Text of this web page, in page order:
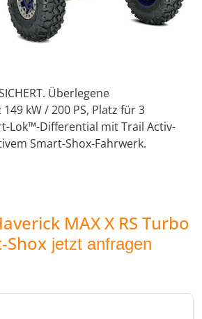
Überlegene
kW / 200 PS, Platz für 3
Lok™-Differential mit Trail Activ-
Smart-Shox-Fahrwerk.
MAX X RS Turbo
Shox jetzt anfragen